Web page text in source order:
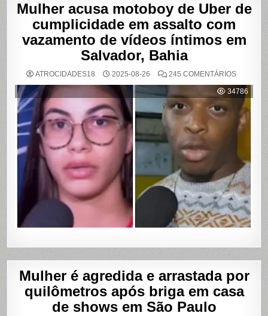
Mulher acusa motoboy de Uber de
cumplicidade em assalto com
vazamento de vídeos íntimos em
Salvador, Bahia
ATROCIDADES18 2025-08-26 245 COMENTÁRIOSEM
ACUSA
DE
UBER
DE
EM
DE
VÍDEOS
ÍNTIMOS
EM
BAHIA
34786
Mulher é agredida e arrastada por
quilômetros após briga em casa
de shows em São Paulo